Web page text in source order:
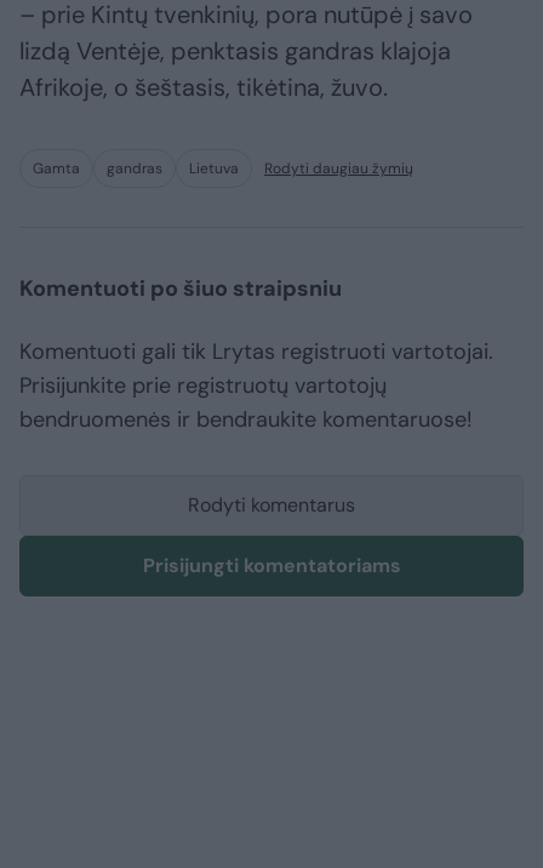
– prie Kintų tvenkinių, pora nutūpė į savo
lizdą Ventėje, penktasis gandras klajoja
Afrikoje, o šeštasis, tikėtina, žuvo.
Gamta gandras Lietuva Rodyti daugiau žymių
Komentuoti po šiuo straipsniu
Komentuoti gali tik Lrytas registruoti vartotojai.
Prisijunkite prie registruotų vartotojų
bendruomenės ir bendraukite komentaruose!
Rodyti komentarus
Prisijungti komentatoriams